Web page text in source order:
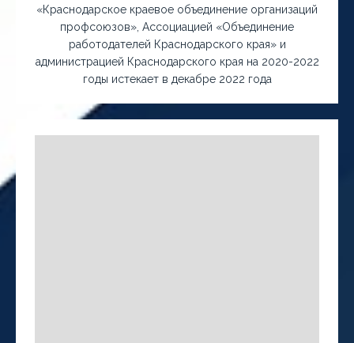
«Краснодарское краевое объединение организаций
профсоюзов», Ассоциацией «Объединение
работодателей Краснодарского края» и
администрацией Краснодарского края на 2020-2022
годы истекает в декабре 2022 года